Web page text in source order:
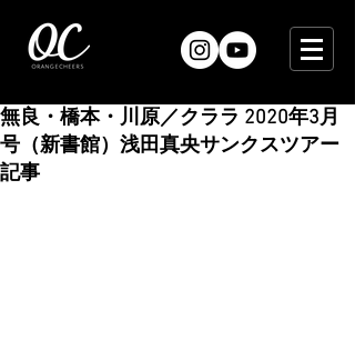
無良・橋本・川原／クララ 2020年3月
号（新書館）浅田真央サンクスツアー
記事